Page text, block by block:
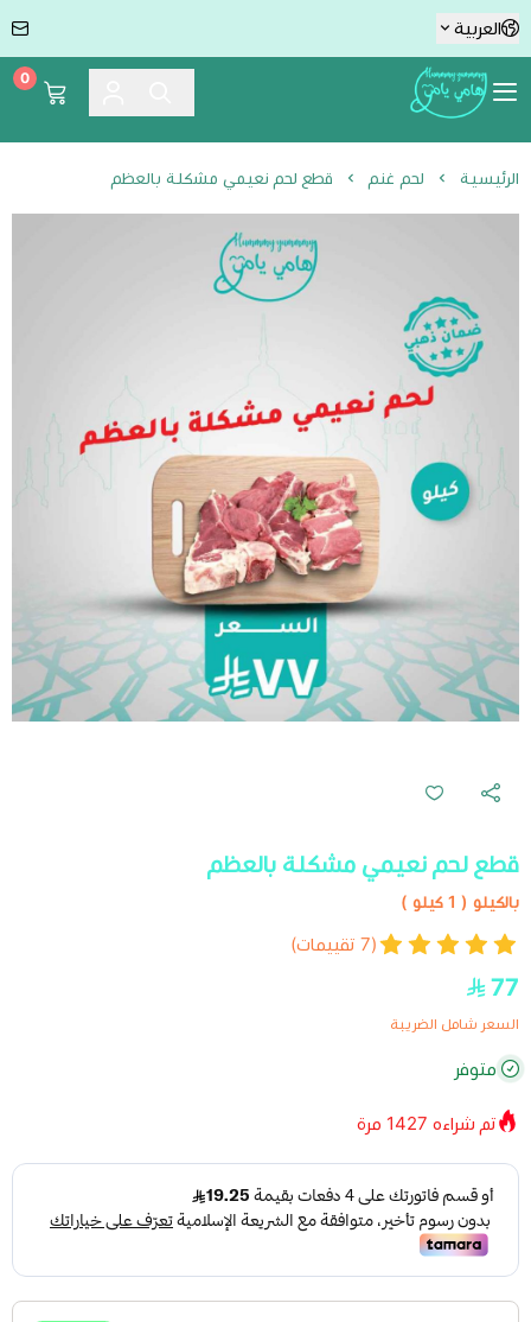
العربية
Hummmy :-) Yummmy هامي يامي
0
الرئيسية لحم غنم قطع لحم نعيمي مشكلة بالعظم
قطع لحم نعيمي مشكلة بالعظم
بالكيلو ( 1 كيلو )
(7 تقييمات)
77
السعر شامل الضريبة
متوفر
تم شراءه 1427 مرة